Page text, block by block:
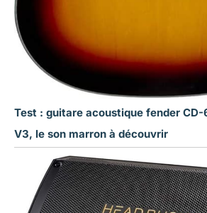
Test : guitare acoustique fender
V3, le son marron à découvrir